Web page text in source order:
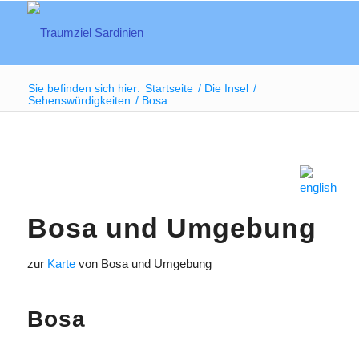
Sie befinden sich hier: Startseite / Die Insel /
Sehenswürdigkeiten / Bosa
Bosa und Umgebung
zur Kartevon Bosa und Umgebung
Bosa